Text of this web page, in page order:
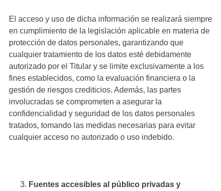
El acceso y uso de dicha información se realizará siempre
en cumplimiento de la legislación aplicable en materia de
protección de datos personales, garantizando que
cualquier tratamiento de los datos esté debidamente
autorizado por el Titular y se limite exclusivamente a los
fines establecidos, como la evaluación financiera o la
gestión de riesgos crediticios. Además, las partes
involucradas se comprometen a asegurar la
confidencialidad y seguridad de los datos personales
tratados, tomando las medidas necesarias para evitar
cualquier acceso no autorizado o uso indebido.
Fuentes accesibles al público privadas y